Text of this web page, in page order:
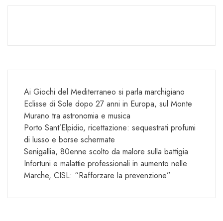
Ai Giochi del Mediterraneo si parla marchigiano
Eclisse di Sole dopo 27 anni in Europa, sul Monte
Murano tra astronomia e musica
Porto Sant’Elpidio, ricettazione: sequestrati profumi
di lusso e borse schermate
Senigallia, 80enne scolto da malore sulla battigia
Infortuni e malattie professionali in aumento nelle
Marche, CISL: “Rafforzare la prevenzione”